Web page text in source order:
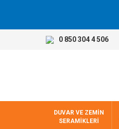
0 850 304 4 506
DUVAR VE ZEMİN
SERAMİKLERİ